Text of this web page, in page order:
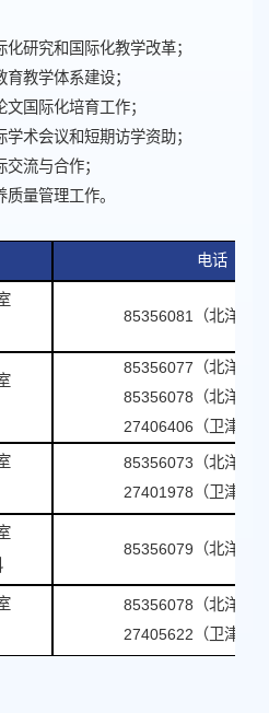
研究和国际化教学改革；
教学体系建设；
国际化培育工作；
术会议和短期访学资助；
流与合作；
量管理工作。
电话
85356081（北洋园
85356077（北洋园
85356078（北洋园
27406406（卫津路
85356073（北洋园
27401978（卫津路
85356079（北洋园
85356078（北洋园
27405622（卫津路